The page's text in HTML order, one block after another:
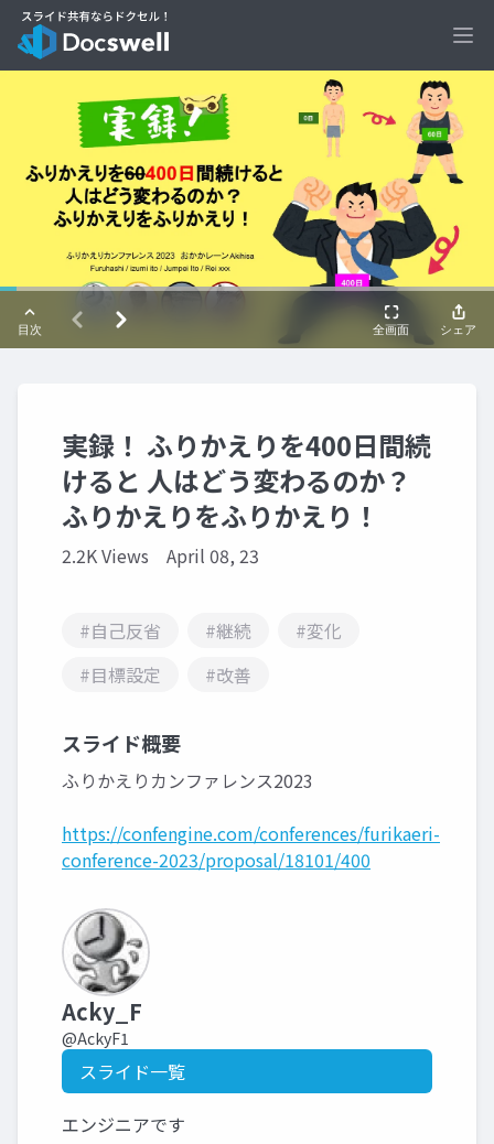
実録！ ふりかえりを400日間続
けると 人はどう変わるのか？
ふりかえりをふりかえり！
2.2K Views April 08, 23
#自己反省 #継続
#変化
#目標設定
#改善
スライド概要
ふりかえりカンファレンス2023
https://confengine.com/conferences/furikaeri-
conference-2023/proposal/18101/400
Acky_F
@AckyF1
スライド一覧
エンジニアです